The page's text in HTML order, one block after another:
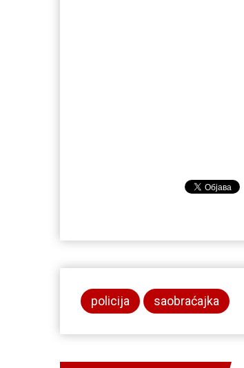
policija saobraćajka